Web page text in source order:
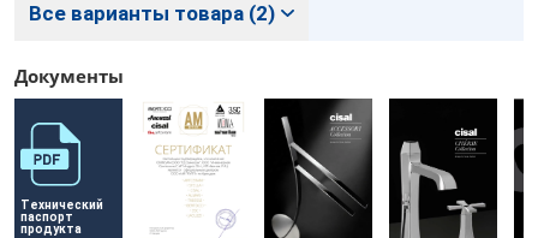
Все варианты товара (2)
Документы
Технический
паспорт
продукта